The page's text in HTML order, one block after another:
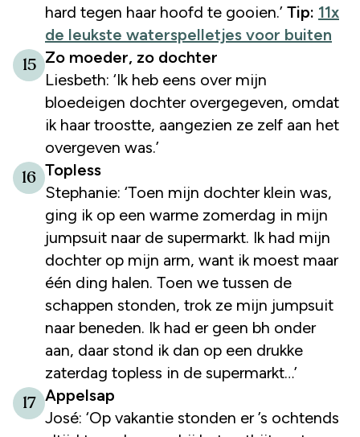
hard tegen haar hoofd te gooien.’ Tip: 11x
de leukste waterspelletjes voor buiten
15
Zo moeder, zo dochter
Liesbeth: ‘Ik heb eens over mijn
bloedeigen dochter overgegeven, omdat
ik haar troostte, aangezien ze zelf aan het
overgeven was.’
16 Topless
Stephanie: ‘Toen mijn dochter klein was,
ging ik op een warme zomerdag in mijn
jumpsuit naar de supermarkt. Ik had mijn
dochter op mijn arm, want ik moest maar
één ding halen. Toen we tussen de
schappen stonden, trok ze mijn jumpsuit
naar beneden. Ik had er geen bh onder
aan, daar stond ik dan op een drukke
zaterdag topless in de supermarkt…’
17
Appelsap
José: ‘Op vakantie stonden er ’s ochtends